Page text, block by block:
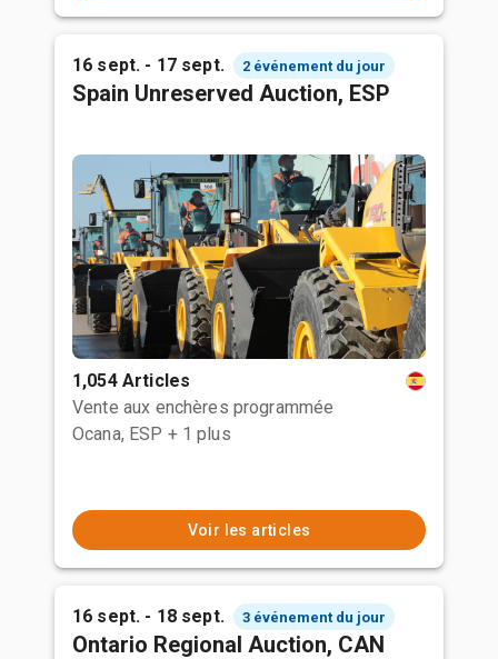
16 sept. - 17 sept. 2 événement du jour
Spain Unreserved Auction, ESP
1,054 Articles
Vente aux enchères programmée
Ocana, ESP + 1 plus
Voir les articles
16 sept. - 18 sept. 3 événement du jour
Ontario Regional Auction, CAN